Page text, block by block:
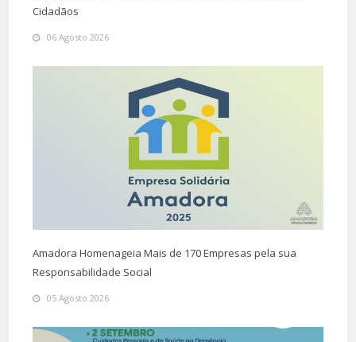
Cidadãos
06 Agosto 2026
Amadora Homenageia Mais de 170 Empresas pela sua
Responsabilidade Social
05 Agosto 2026